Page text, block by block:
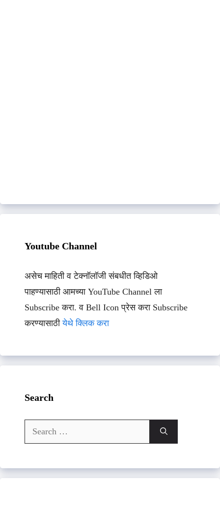
Youtube Channel
असेच माहिती व टेक्नॉलॉजी संबधीत व्हिडिओ
पाहण्यासाठी आमच्या YouTube Channel ला
Subscribe करा. व Bell Icon प्रेस करा Subscribe
करण्यासाठीयेथे क्लिक करा
Search
Search
for: